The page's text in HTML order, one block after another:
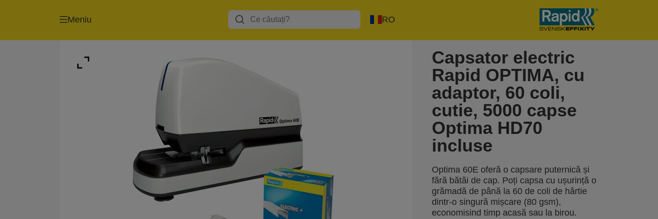
Meniu RO
Capsator electric
Rapid OPTIMA, cu
adaptor, 60 coli,
cutie, 5000 capse
Optima HD70
incluse
Optima 60E oferă o capsare puternică și
fără bătăi de cap. Poți capsa cu ușurință o
grămadă de până la 60 de coli de hârtie
dintr-o singură mișcare (80 gsm),
economisind timp acasă sau la birou.